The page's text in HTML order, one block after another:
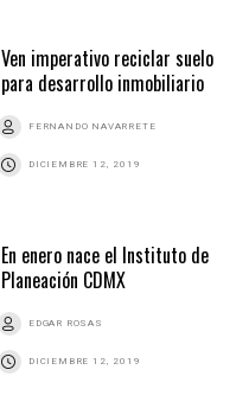
Ven imperativo reciclar suelo
para desarrollo inmobiliario
FERNANDO NAVARRETE
DICIEMBRE 12, 2019
En enero nace el Instituto de
Planeación CDMX
EDGAR ROSAS
DICIEMBRE 12, 2019